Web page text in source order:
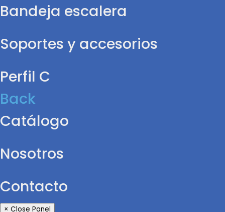
Bandeja escalera
Soportes y accesorios
Perfil C
Back
Catálogo
Nosotros
Contacto
× Close Panel